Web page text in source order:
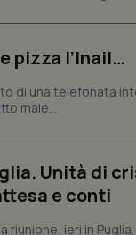
pizza l’Inail…
di una telefonata
male...
Unità di
e conti
riunione, ieri in
tracking-sites-